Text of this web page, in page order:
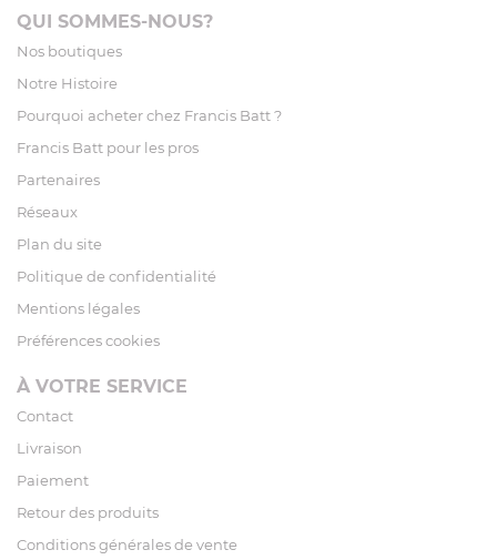
QUI SOMMES-NOUS?
Nos boutiques
Notre Histoire
Pourquoi acheter chez Francis Batt ?
Francis Batt pour les pros
Partenaires
Réseaux
Plan du site
Politique de confidentialité
Mentions légales
Préférences cookies
À VOTRE SERVICE
Contact
Livraison
Paiement
Retour des produits
Conditions générales de vente